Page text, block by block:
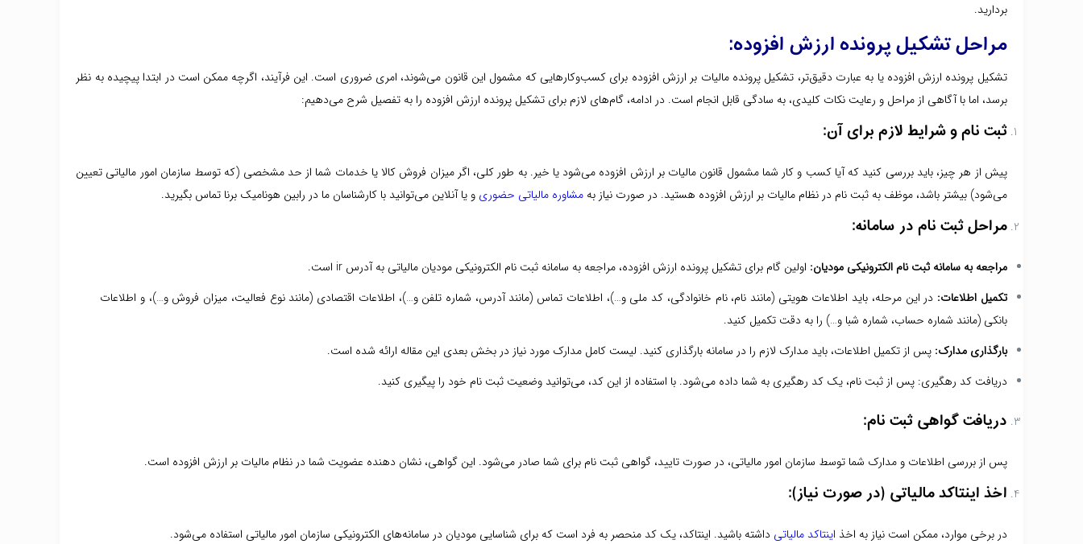
بردارید.
مراحل تشکیل پرونده ارزش افزوده:
تشکیل پرونده ارزش افزوده یا به عبارت دقیق‌تر، تشکیل پرونده مالیات بر ارزش افزوده برای کسب‌وکارهایی که مشمول این قانون می‌شوند، امری ضروری است. این فرآیند، اگرچه ممکن است در ابتدا پیچیده به نظر
برسد، اما با آگاهی از مراحل و رعایت نکات کلیدی، به سادگی قابل انجام است. در ادامه، گام‌های لازم برای تشکیل پرونده ارزش افزوده را به تفصیل شرح می‌دهیم:
ثبت نام و شرایط لازم برای آن:
پیش از هر چیز، باید بررسی کنید که آیا کسب و کار شما مشمول قانون مالیات بر ارزش افزوده می‌شود یا خیر. به طور کلی، اگر میزان فروش کالا یا خدمات شما از حد مشخصی (که توسط سازمان امور مالیاتی تعیین
می‌شود) بیشتر باشد، موظف به ثبت نام در نظام مالیات بر ارزش افزوده هستید. در صورت نیاز بهمشاوره مالیاتی حضوری و یا آنلاین می‌توانید با کارشناسان ما در رابین هونامیک برنا تماس بگیرید.
مراحل ثبت نام در سامانه:
مراجعه به سامانه ثبت نام الکترونیکی مودیان: اولین گام برای تشکیل پرونده ارزش افزوده، مراجعه به سامانه ثبت نام الکترونیکی مودیان مالیاتی به آدرس ir است.
تکمیل اطلاعات: در این مرحله، باید اطلاعات هویتی (مانند نام، نام خانوادگی، کد ملی و…)، اطلاعات تماس (مانند آدرس، شماره تلفن و…)، اطلاعات اقتصادی (مانند نوع فعالیت، میزان فروش و…)، و اطلاعات
بانکی (مانند شماره حساب، شماره شبا و…) را به دقت تکمیل کنید.
بارگذاری مدارک: پس از تکمیل اطلاعات، باید مدارک لازم را در سامانه بارگذاری کنید. لیست کامل مدارک مورد نیاز در بخش بعدی این مقاله ارائه شده است.
دریافت کد رهگیری: پس از ثبت نام، یک کد رهگیری به شما داده می‌شود. با استفاده از این کد، می‌توانید وضعیت ثبت نام خود را پیگیری کنید.
دریافت گواهی ثبت نام:
پس از بررسی اطلاعات و مدارک شما توسط سازمان امور مالیاتی، در صورت تایید، گواهی ثبت نام برای شما صادر می‌شود. این گواهی، نشان دهنده عضویت شما در نظام مالیات بر ارزش افزوده است.
اخذ اینتاکد مالیاتی (در صورت نیاز):
در برخی موارد، ممکن است نیاز به اخذ اینتاکد مالیاتی داشته باشید. اینتاکد، یک کد منحصر به فرد است که برای شناسایی مودیان در سامانه‌های الکترونیکی سازمان امور مالیاتی استفاده می‌شود.